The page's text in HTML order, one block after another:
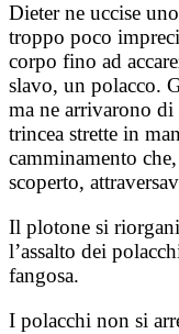
Dieter ne uccise
troppo poco
corpo fino ad
slavo, un polacco.
ma ne arrivarono di
trincea strette in
camminamento
scoperto,
Il plotone si
l’assalto dei
fangosa.
I polacchi non si